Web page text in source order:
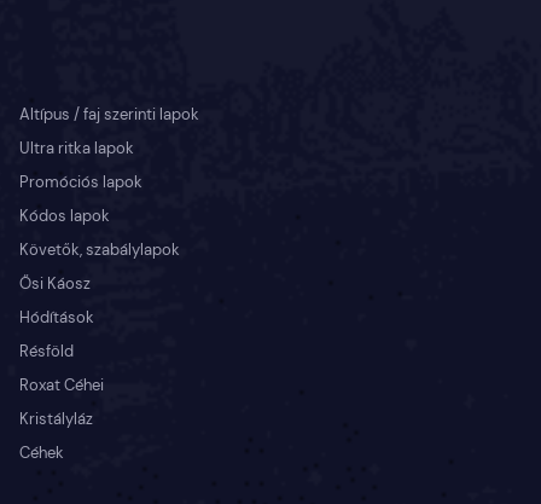
Altípus / faj szerinti lapok
Ultra ritka lapok
Promóciós lapok
Kódos lapok
Követők, szabálylapok
Ősi Káosz
Hódítások
Résföld
Roxat Céhei
Kristályláz
Céhek